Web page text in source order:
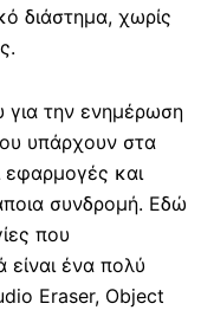
διάστημα, χωρίς
για την ενημέρωση
υπάρχουν στα
και
συνδρομή. Εδώ
που
ένα πολύ
Eraser, Object